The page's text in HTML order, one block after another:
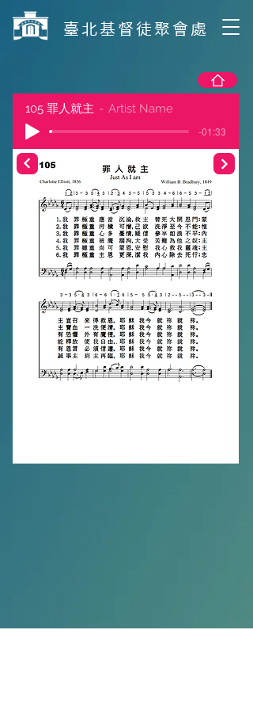
​臺北基督徒聚會處
105 罪人就主 Artist Name
-01:33